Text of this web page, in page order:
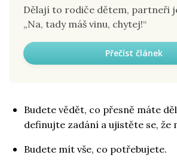
Dělají to rodiče dětem, partneři
„Na, tady máš vinu, chytej!“
Přečíst článek
Budete vědět, co přesně máte
definujte zadání a ujistěte se, že
Budete mít vše, co potřebujete.